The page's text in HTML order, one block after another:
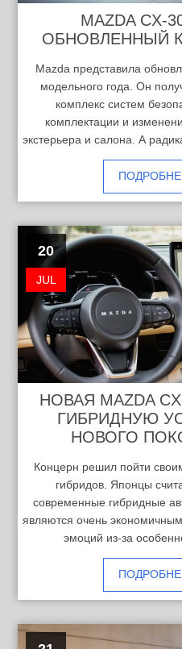
MAZDA CX-
ОБНОВЛЕННЫЙ
Mazda представила
модельного года. Он
комплекс систем
комплектации и
экстерьера и салона. А
20
JUL
НОВАЯ MAZDA
ГИБРИДНУЮ
НОВОГО
Концерн решил пойти
гибридов. Японцы
современные гибридные
являются очень
эмоций из-за